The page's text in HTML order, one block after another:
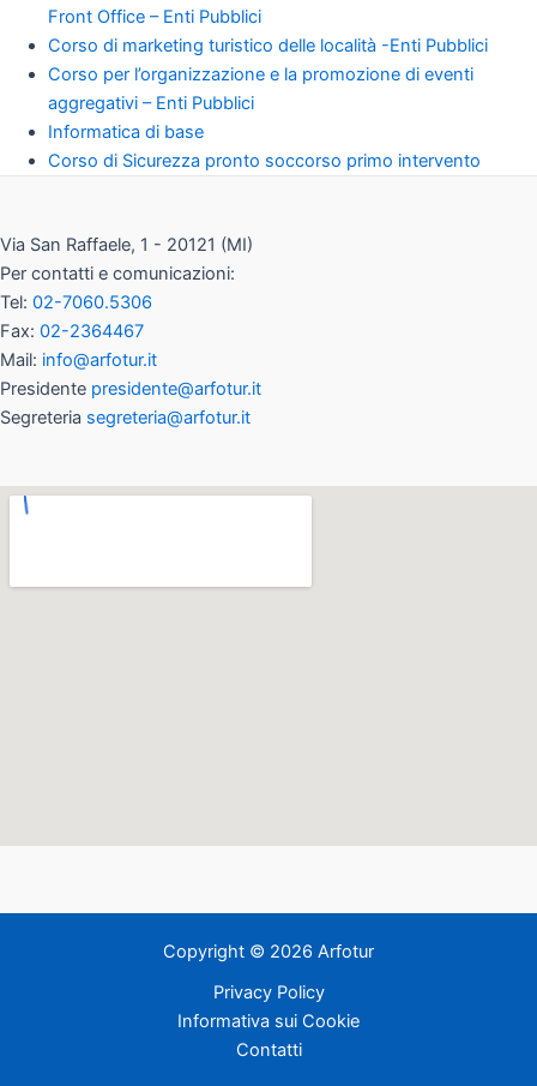
Front Office – Enti Pubblici
Corso di marketing turistico delle località -Enti Pubblici
Corso per l’organizzazione e la promozione di eventi
aggregativi – Enti Pubblici
Informatica di base
Corso di Sicurezza pronto soccorso primo intervento
Via San Raffaele, 1 - 20121 (MI)
Per contatti e comunicazioni:
Tel: 02-7060.5306
Fax: 02-2364467
Mail: info@arfotur.it
Presidente presidente@arfotur.it
Segreteria segreteria@arfotur.it
Copyright © 2026 Arfotur
Privacy Policy
Informativa sui Cookie
Contatti